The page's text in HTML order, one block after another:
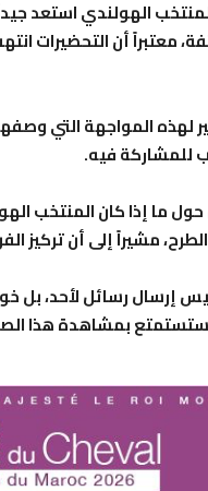
الهولندي استعد
أن التحضيرات
لهذه المواجهة التي
للمشاركة فيه.
ما إذا كان المنتخب
مشيراً إلى أن تركيز
إرسال رسائل لأحد، بل
ستستمتع بمشاهدة هذا